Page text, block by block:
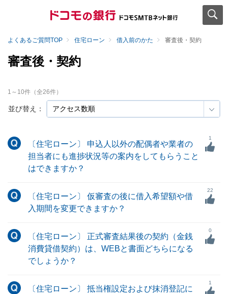
よくあるご質問TOP 住宅ローン 借入前のかた 審査後・契約
審査後・契約
並び替え：
1 ～ 10件（全26件）
〔住宅ローン〕 申込人以外の配偶者や業者の
担当者にも進捗状況等の案内をしてもらうこと
はできますか？
1
〔住宅ローン〕 仮審査の後に借入希望額や借
入期間を変更できますか？
22
〔住宅ローン〕 正式審査結果後の契約（金銭
消費貸借契約）は、WEBと書面どちらになる
でしょうか？
0
〔住宅ローン〕 抵当権設定および抹消登記に
1